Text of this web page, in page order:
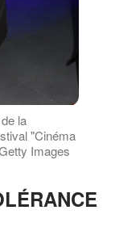
la
"Cinéma
Images